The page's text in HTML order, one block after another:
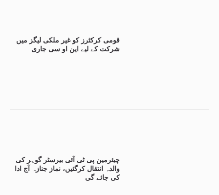
قومی کرکٹرز کو غیر ملکی لیگز میں
شرکت کے لیے این او سی جاری
چیئرمین پی ٹی آئی بیرسٹر گوہر کی
والدہ انتقال کرگئیں، نماز جنازہ آج ادا
کی جائے گی